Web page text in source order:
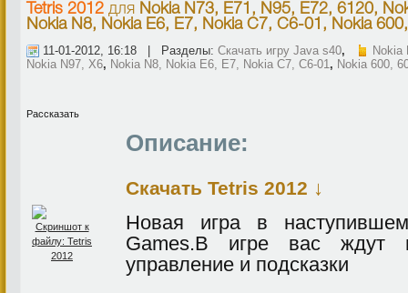
Tetris 2012 для Nokia N73, E71, N95, E72, 6120,
Nokia N8, Nokia E6, E7, Nokia C7, C6-01, Nokia
11-01-2012, 16:18 | Разделы: Скачать игру Java s40,
Nokia
Nokia N97, X6, Nokia N8, Nokia E6, E7, Nokia C7, C6-01 , Nokia 600,
Рассказать
Описание:
Скачать Tetris 2012 ↓
Новая игра в
Games.В игре вас ждут
управление и подсказки